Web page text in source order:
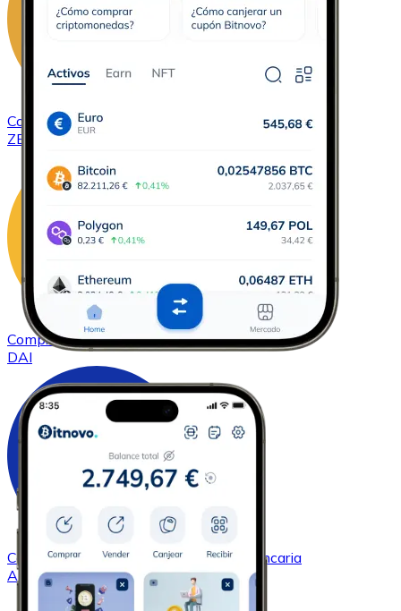
ComprarZCash
con transferencia bancaria
ZEC
ComprarDAIcon transferencia bancaria
DAI
ComprarCardanocon transferencia bancaria
ADA